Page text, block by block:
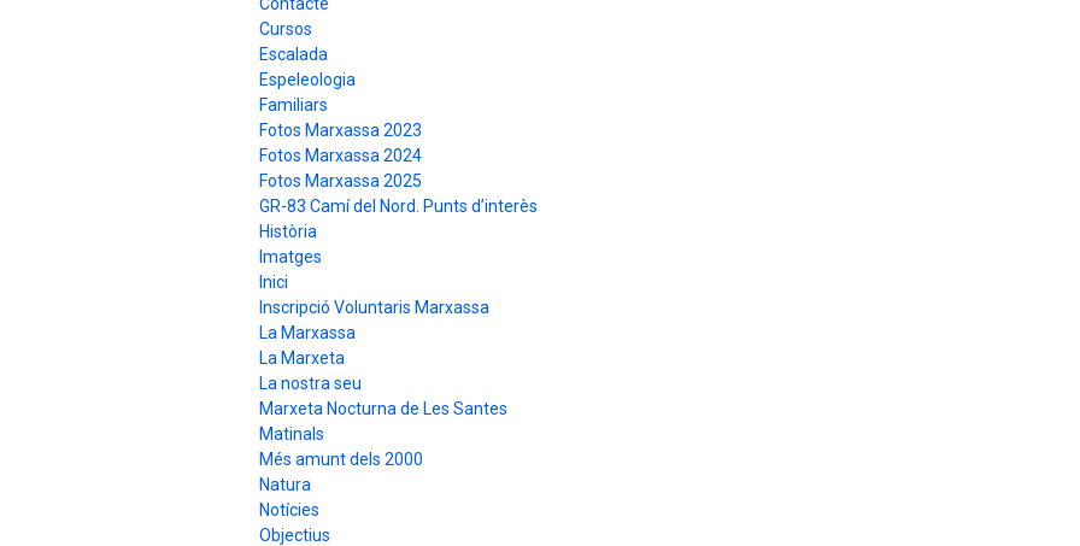
Cursos
Escalada
Espeleologia
Familiars
Fotos Marxassa 2023
Fotos Marxassa 2024
Fotos Marxassa 2025
GR-83 Camí del Nord. Punts d’interès
Història
Imatges
Inici
Inscripció Voluntaris Marxassa
La Marxassa
La Marxeta
La nostra seu
Marxeta Nocturna de Les Santes
Matinals
Més amunt dels 2000
Natura
Notícies
Objectius